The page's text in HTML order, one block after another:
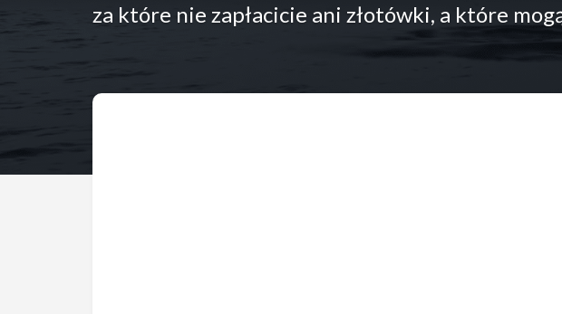
za które nie zapłacicie ani złotówki, a które